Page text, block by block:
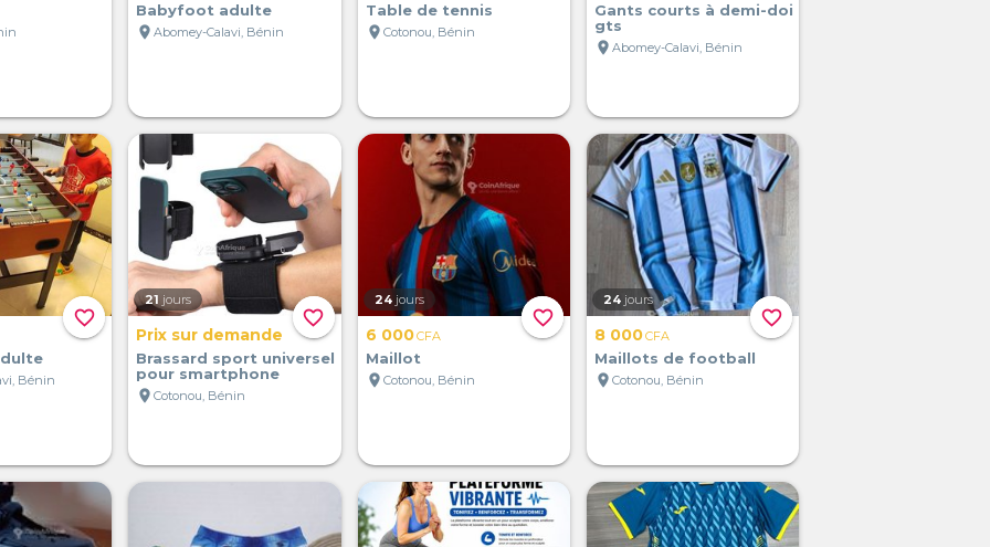
Babyfoot adulte
location_onAbomey-Calavi, Bénin
Table de tennis
location_on Cotonou, Bénin
Gants courts à demi-doi
gts
location_onAbomey-Calavi, Bénin
favorite_border
Bénin
favorite_border
21 jours
Prix sur demande
Brassard sport universel
pour smartphone
location_onCotonou, Bénin
favorite_border
24 jours
6 000CFA
Maillot
location_on Cotonou, Bénin
favorite_border
24 jours
8 000CFA
Maillots de football
location_onCotonou, Bénin